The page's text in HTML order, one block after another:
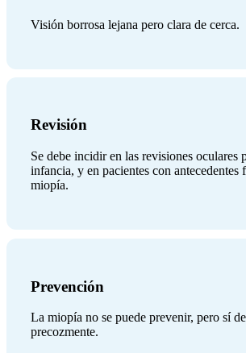
Visión borrosa lejana pero clara de cerca.
Revisión
Se debe incidir en las revisiones oculares
infancia, y en pacientes con antecedentes
miopía.
Prevención
La miopía no se puede prevenir, pero sí
precozmente.